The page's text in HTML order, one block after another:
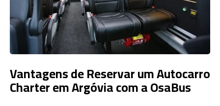
Vantagens de Reservar um Autocarro
Charter em Argóvia com a OsaBus